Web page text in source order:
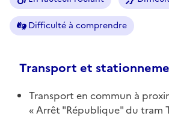
Difficulté à comprendre
Transport et
Transport en commun à
Arrêt "République" du tram